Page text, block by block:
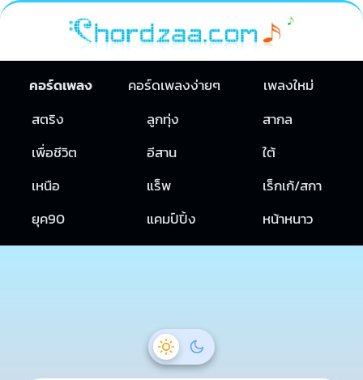
คอร์ดเพลง คอร์ดเพลงง่ายๆ
เพลงใหม่
สตริง
ลูกทุ่ง
สากล
เพื่อชีวิต
อีสาน
ใต้
เหนือ
แร็พ
เร็กเก้/สกา
ยุค90
แคมป์ปิ้ง หน้าหนาว